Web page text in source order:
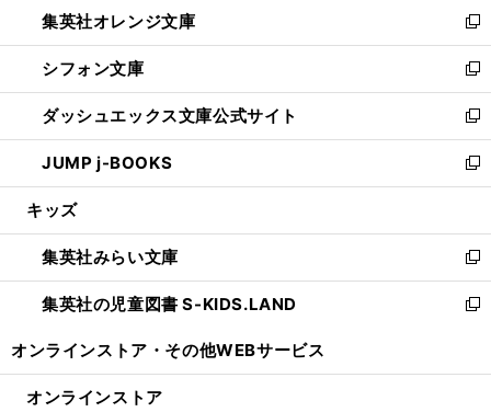
く
で
開
く
ド
ウ
で
開
く
い
ウ
ィ
ン
ド
ウ
で
開
集英社オレンジ文庫
新
し
い
ウ
ィ
ン
ド
ウ
開
く
シフォン文庫
新
し
い
ウ
ィ
ン
ウ
で
開
く
ダッシュエックス文庫公式サイト
新
し
い
ウ
ン
ド
ウ
で
JUMP j-BOOKS
新
し
ウ
ィ
ン
ド
開
キッズ
集英社みらい文庫
新
し
い
ン
集英社の児童図書 S-KIDS.LAND
新
ウ
オンラインストア・ その他WEBサービス
オンラインストア